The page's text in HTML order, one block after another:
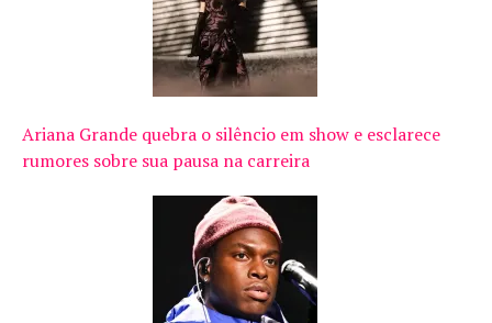
Ariana Grande quebra o silêncio em show e esclarece
rumores sobre sua pausa na carreira